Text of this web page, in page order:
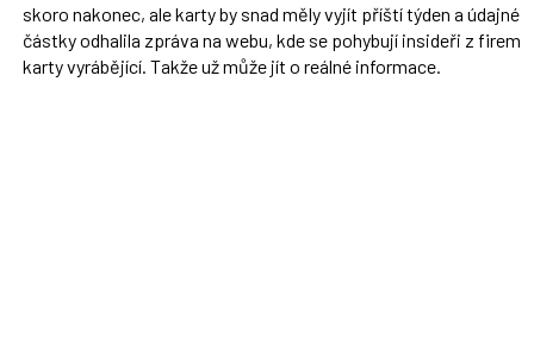
skoro nakonec, ale karty by snad měly vyjít příští týden a údajné
částky odhalila zpráva na webu, kde se pohybují insideři z firem
karty vyrábějící. Takže už může jít o reálné informace.